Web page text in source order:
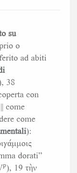
su
o
ad abiti
38
con
come
come
):
dorati”
p), 19 τὴν